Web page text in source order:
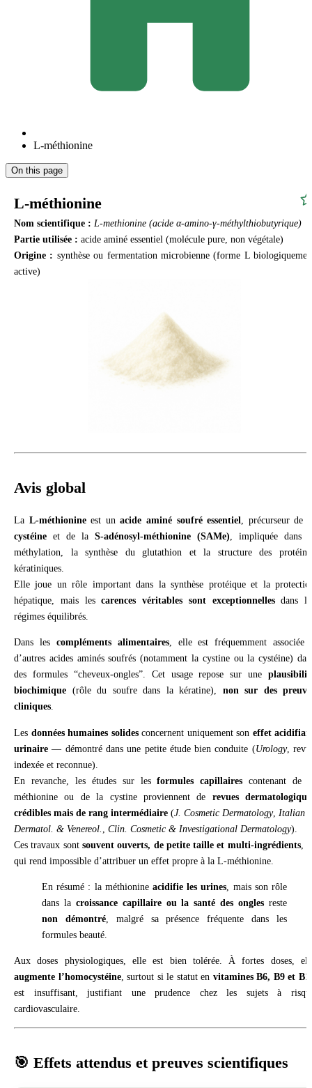
L-méthionine
On this page
L-méthionine
Nom scientifique : L-methionine (acide α-amino-γ-méthylthiobutyrique)
Partie utilisée : acide aminé essentiel (molécule pure, non végétale)
Origine : synthèse ou fermentation microbienne (forme L
active)
Avis global
La L-méthionineest unacide aminé soufré essentiel , précurseur de
cystéine et de la S-adénosyl-méthionine (SAMe) , impliquée dans
méthylation, la synthèse du glutathion et la structure des
kératiniques.
Elle joue un rôle important dans la synthèse protéique et la
hépatique, mais lescarences véritables sont exceptionnellesdans
régimes équilibrés.
Dans les compléments alimentaires, elle est fréquemment associée
d’autres acides aminés soufrés (notamment la cystine ou la cystéine)
des formules “cheveux-ongles”. Cet usage repose sur une
biochimique (rôle du soufre dans la kératine), non sur des
cliniques.
Les données humaines solidesconcernent uniquement son effet
urinaire — démontré dans une petite étude bien conduite (Urology,
indexée et reconnue).
En revanche, les études sur lesformules capillaires contenant de
méthionine ou de la cystine proviennent de revues
crédibles mais de rang intermédiaire (J. Cosmetic Dermatology, Italian
Dermatol. & Venereol.
Clin. Cosmetic & Investigational Dermatology).
Ces travaux sont souvent ouverts, de petite taille et multi-ingrédients,
qui rend impossible d’attribuer un effet propre à la L-méthionine.
En résumé : la méthionine acidifie les urines , mais son rôle
dans la croissance capillaire ou la santé des ongles reste
non démontré, malgré sa présence fréquente dans les
formules beauté.
Aux doses physiologiques, elle est bien tolérée. À fortes doses,
augmente l’homocystéine, surtout si le statut en vitamines B6, B9 et
est insuffisant, justifiant une prudence chez les sujets à
cardiovasculaire.
🎯 Effets attendus et preuves scientifiques